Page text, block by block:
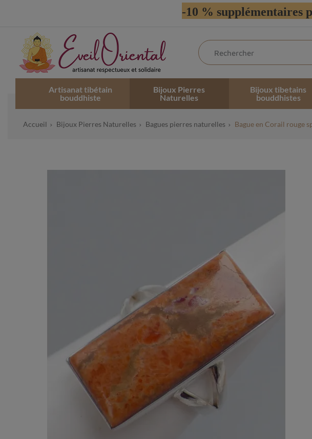
-10 % supplémentaires
Artisanat tibétain
bouddhiste
Bijoux Pierres
Naturelles
Bijoux tibetains
bouddhistes
Accueil Bijoux Pierres Naturelles Bagues pierres naturelles Bague en Corail rouge